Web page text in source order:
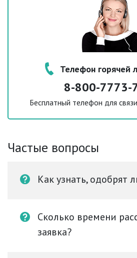
Телефон горячей
8-800-7773-
Бесплатный телефон для
Частые вопросы
Как узнать, одобрят
Сколько времени
заявка?